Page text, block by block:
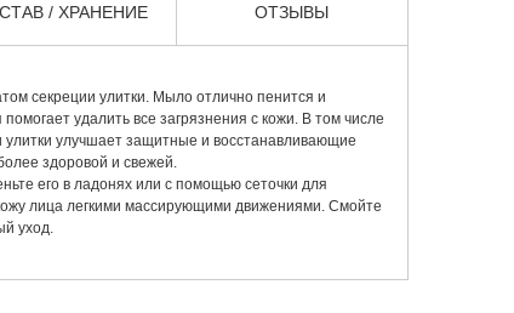
/ ХРАНЕНИЕ ОТЗЫВЫ
секреции улитки. Мыло отлично пенится и
удалить все загрязнения с кожи. В том числе
улитки улучшает защитные и восстанавливающие
здоровой и свежей.
его в ладонях или с помощью сеточки для
лица легкими массирующими движениями. Смойте
уход.